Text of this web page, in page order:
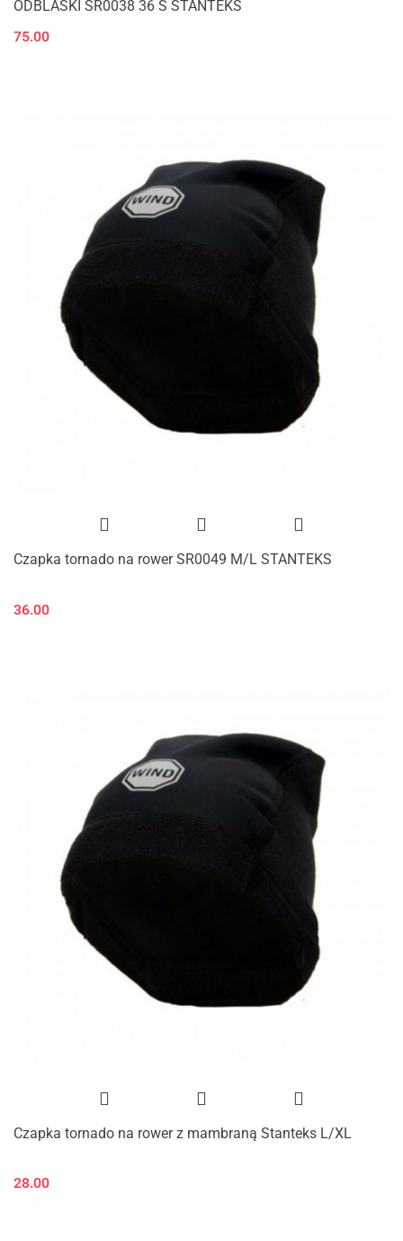
ODBLASKI SR0038 36 S STANTEKS
75.00
Czapka tornado na rower SR0049 M/L STANTEKS
36.00
Czapka tornado na rower z mambraną Stanteks L/XL
28.00